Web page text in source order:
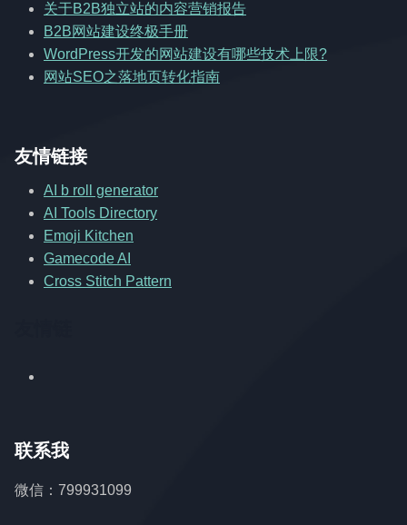
关于B2B独立站的内容营销报告
B2B网站建设终极手册
WordPress开发的网站建设有哪些技术上限?
网站SEO之落地页转化指南
友情链接
AI b roll generator
AI Tools Directory
Emoji Kitchen
Gamecode AI
Cross Stitch Pattern
联系我
微信：799931099